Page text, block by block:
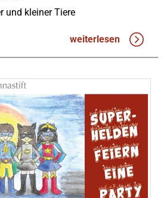
und kleiner Tiere
weiterlesen